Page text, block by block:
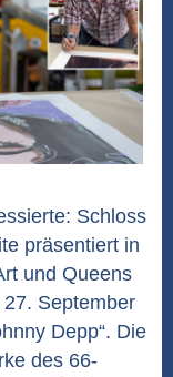
Schloss
präsentiert in
und Queens
September
Depp“. Die
des 66-